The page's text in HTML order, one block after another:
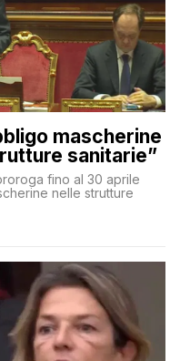
mascherine
sanitarie”
fino al 30 aprile
nelle strutture